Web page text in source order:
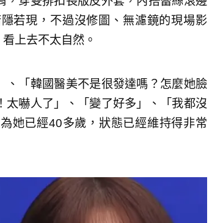
若現，不過沒修圖、無濾鏡的現場影
上去不太自然。
、「韓國醫美不是很發達嗎？怎麼她臉
嚇人了」、「變了好多」、「我都沒
她已經40多歲，狀態已經維持得非常